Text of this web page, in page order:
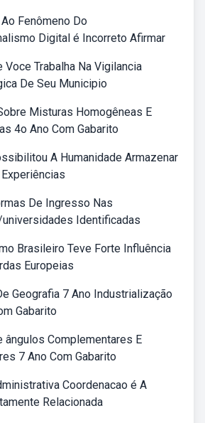
Fenômeno Do
Digital é Incorreto Afirmar
Voce Trabalha Na Vigilancia
De Seu Municipio
Misturas Homogêneas E
4o Ano Com Gabarito
A Humanidade Armazenar
De Ingresso Nas
Identificadas
Brasileiro Teve Forte Influência
Europeias
Geografia 7 Ano Industrialização
Gabarito
ângulos Complementares E
7 Ano Com Gabarito
Coordenacao é A
Relacionada